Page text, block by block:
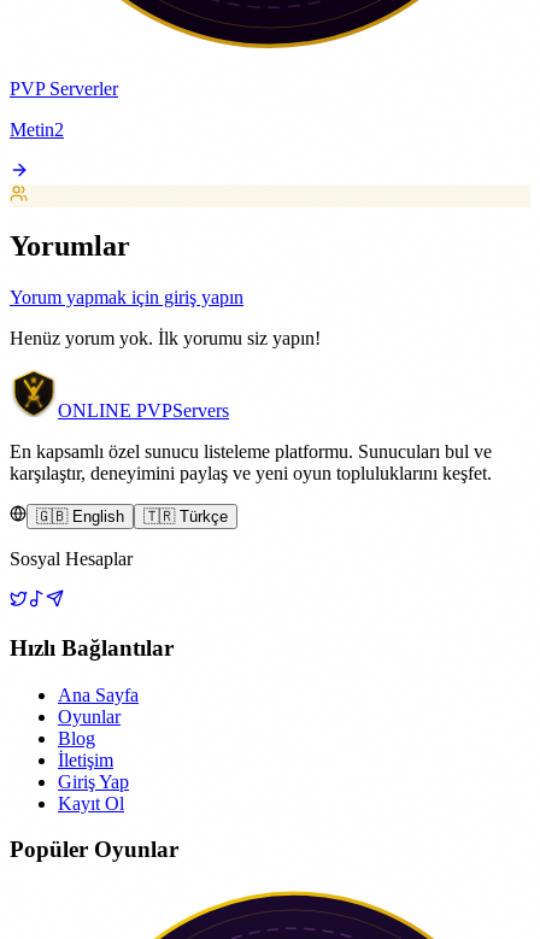
PVP Serverler
Metin2
Yorumlar
Yorum yapmak için giriş yapın
Henüz yorum yok. İlk yorumu siz yapın!
ONLINE PVPServers
En kapsamlı özel sunucu listeleme platformu. Sunucuları bul ve
karşılaştır, deneyimini paylaş ve yeni oyun topluluklarını keşfet.
🇬🇧 English 🇹🇷 Türkçe
Sosyal Hesaplar
Hızlı Bağlantılar
Ana Sayfa
Oyunlar
Blog
İletişim
Giriş Yap
Kayıt Ol
Popüler Oyunlar